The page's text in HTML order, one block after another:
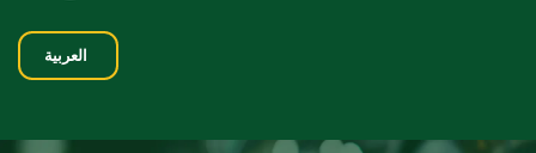
العربية